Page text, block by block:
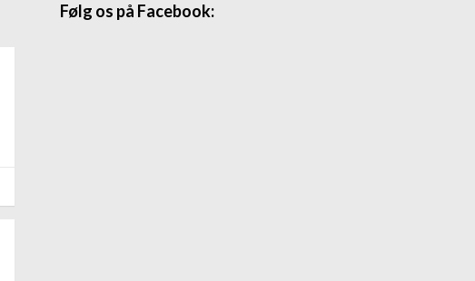
Følg os på Facebook: